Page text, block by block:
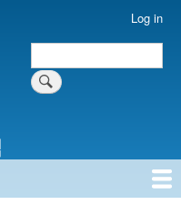
Log in
Search